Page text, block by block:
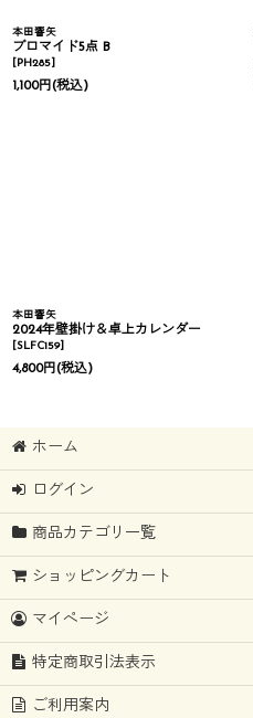
本田響矢
ブロマイド5点 B
[PH285]
1,100円(税込)
本田響矢
2024年壁掛け＆卓上カレンダー
[SLFC159]
4,800円(税込)
ホーム
ログイン
商品カテゴリ一覧
ショッピングカート
マイページ
特定商取引法表示
ご利用案内